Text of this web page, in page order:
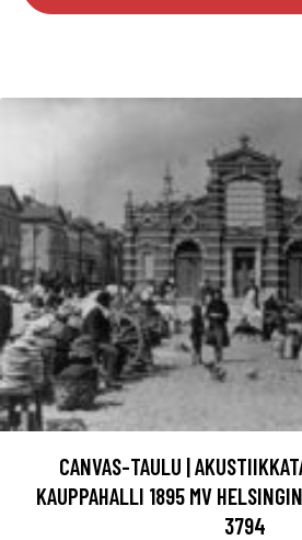
CANVAS-TAULU |
KAUPPAHALLI 1895 MV
3794